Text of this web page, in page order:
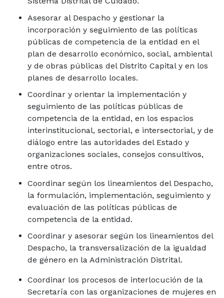
Asesorar al Despacho y gestionar la
incorporación y seguimiento de las políticas
públicas de competencia de la entidad en el
plan de desarrollo económico, social, ambiental
y de obras públicas del Distrito Capital y en los
planes de desarrollo locales.
Coordinar y orientar la implementación y
seguimiento de las políticas públicas de
competencia de la entidad, en los espacios
interinstitucional, sectorial, e intersectorial, y de
diálogo entre las autoridades del Estado y
organizaciones sociales, consejos consultivos,
entre otros.
Coordinar según los lineamientos del Despacho,
la formulación, implementación, seguimiento y
evaluación de las políticas públicas de
competencia de la entidad.
Coordinar y asesorar según los lineamientos del
Despacho, la transversalización de la igualdad
de género en la Administración Distrital.
Coordinar los procesos de interlocución de la
Secretaría con las organizaciones de mujeres en